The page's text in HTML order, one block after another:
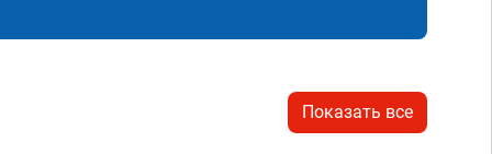
Показать все